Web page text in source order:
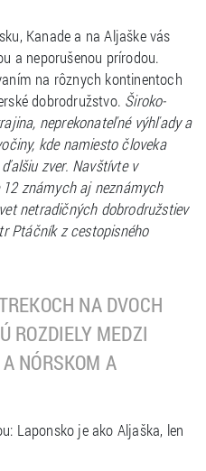
Kanade a na Aljaške vás
a neporušenou prírodou.
na rôznych kontinentoch
dobrodružstvo. Široko-
neprekonateľné výhľady a
kde namiesto človeka
zver. Navštívte v
známych aj neznámych
netradičných dobrodružstiev
Ptáčník z cestopisného
NA DVOCH
ROZDIELY MEDZI
NÓRSKOM A
Laponsko je ako Aljaška, len